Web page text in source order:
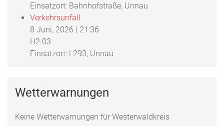
Einsatzort: Bahnhofstraße, Unnau
Verkehrsunfall
8 Juni, 2026 | 21:36
H2.03
Einsatzort: L293, Unnau
Wetterwarnungen
Keine Wetterwarnungen für Westerwaldkreis